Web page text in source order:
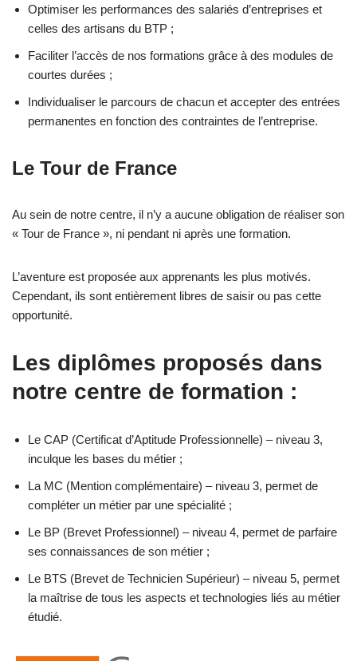
Optimiser les performances des salariés d’entreprises et
celles des artisans du BTP ;
Faciliter l’accès de nos formations grâce à des modules de
courtes durées ;
Individualiser le parcours de chacun et accepter des entrées
permanentes en fonction des contraintes de l’entreprise.
Le Tour de France
Au sein de notre centre, il n’y a aucune obligation de réaliser son
« Tour de France », ni pendant ni après une formation.
L’aventure est proposée aux apprenants les plus motivés.
Cependant, ils sont entièrement libres de saisir ou pas cette
opportunité.
Les diplômes proposés dans
notre centre de formation :
Le CAP (Certificat d’Aptitude Professionnelle) – niveau 3,
inculque les bases du métier ;
La MC (Mention complémentaire) – niveau 3, permet de
compléter un métier par une spécialité ;
Le BP (Brevet Professionnel) – niveau 4, permet de parfaire
ses connaissances de son métier ;
Le BTS (Brevet de Technicien Supérieur) – niveau 5, permet
la maîtrise de tous les aspects et technologies liés au métier
étudié.